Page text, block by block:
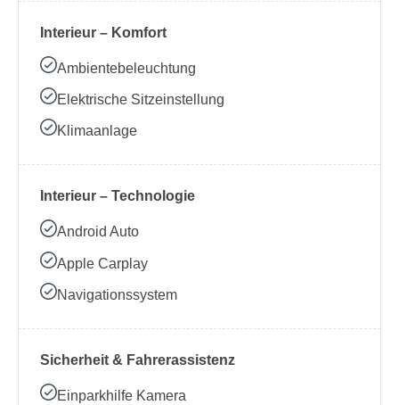
Interieur – Komfort
Ambientebeleuchtung
Elektrische Sitzeinstellung
Klimaanlage
Interieur – Technologie
Android Auto
Apple Carplay
Navigationssystem
Sicherheit & Fahrerassistenz
Einparkhilfe Kamera